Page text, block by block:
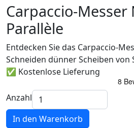
Carpaccio-Messer
Parallèle
Entdecken Sie das Carpaccio-
Schneiden dünner Scheiben von
✅ Kostenlose Lieferung
Anzahl
In den Warenkorb